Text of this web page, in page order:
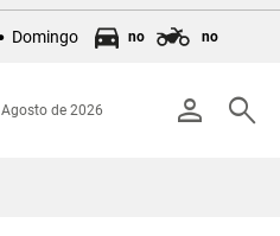
Domingo no no
person search
Agosto de 2026